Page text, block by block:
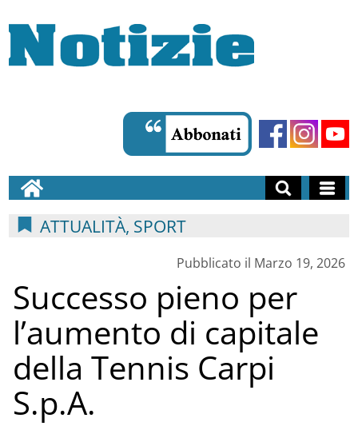
ATTUALITÀ, SPORT
Pubblicato il Marzo 19, 2026
Successo pieno per
l’aumento di capitale
della Tennis Carpi
S.p.A.